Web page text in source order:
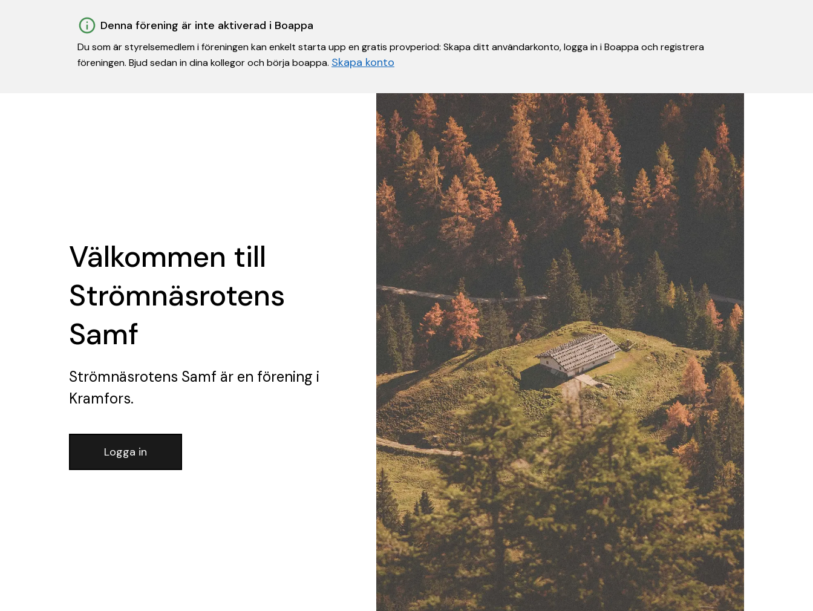
Denna förening är inte aktiverad i Boappa
Du som är styrelsemedlem i föreningen kan enkelt starta upp en gratis provperiod: Skapa ditt användarkonto, logga in i Boappa och registrera
föreningen. Bjud sedan in dina kollegor och börja boappa. Skapa konto
Välkommen till
Strömnäsrotens
Samf
Strömnäsrotens Samf är en förening i
Kramfors.
Logga in